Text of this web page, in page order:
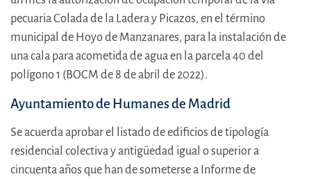
pecuaria Colada de la Ladera y Picazos, en el término
municipal de Hoyo de Manzanares, para la instalación de
una cala para acometida de agua en la parcela 40 del
polígono 1 (BOCM de 8 de abril de 2022).
Ayuntamiento de Humanes de Madrid
Se acuerda aprobar el listado de edificios de tipología
residencial colectiva y antigüedad igual o superior a
cincuenta años que han de someterse a Informe de